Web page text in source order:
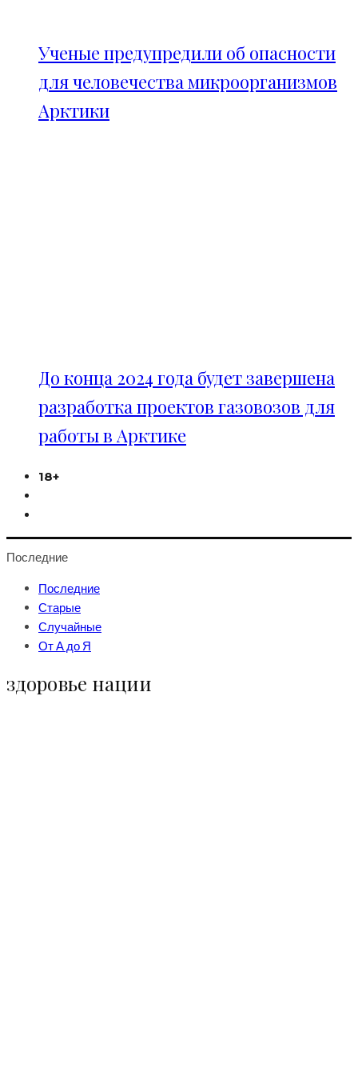
Ученые предупредили об опасности
для человечества микроорганизмов
Арктики
До конца 2024 года будет завершена
разработка проектов газовозов для
работы в Арктике
18+
Последние
Последние
Старые
Случайные
От А до Я
здоровье нации